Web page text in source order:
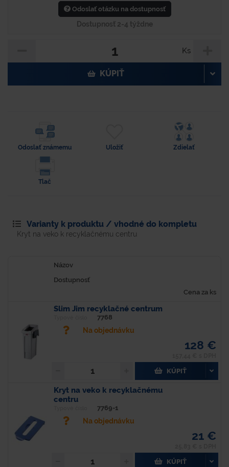
Odoslať otázku na dostupnosť
Dostupnosť 2-4 týždne
Ks
KÚPIŤ
Odoslať známemu Uložiť Zdielať
Tlač
Varianty k produktu / vhodné do kompletu
Kryt na veko k recyklačnému centru
Názov
Dostupnosť
Cena za ks
Slim Jim recyklačné centrum
7768
Na objednávku
128 €
KÚPIŤ
Kryt na veko k recyklačnému
centru
7769-1
Na objednávku
21 €
KÚPIŤ